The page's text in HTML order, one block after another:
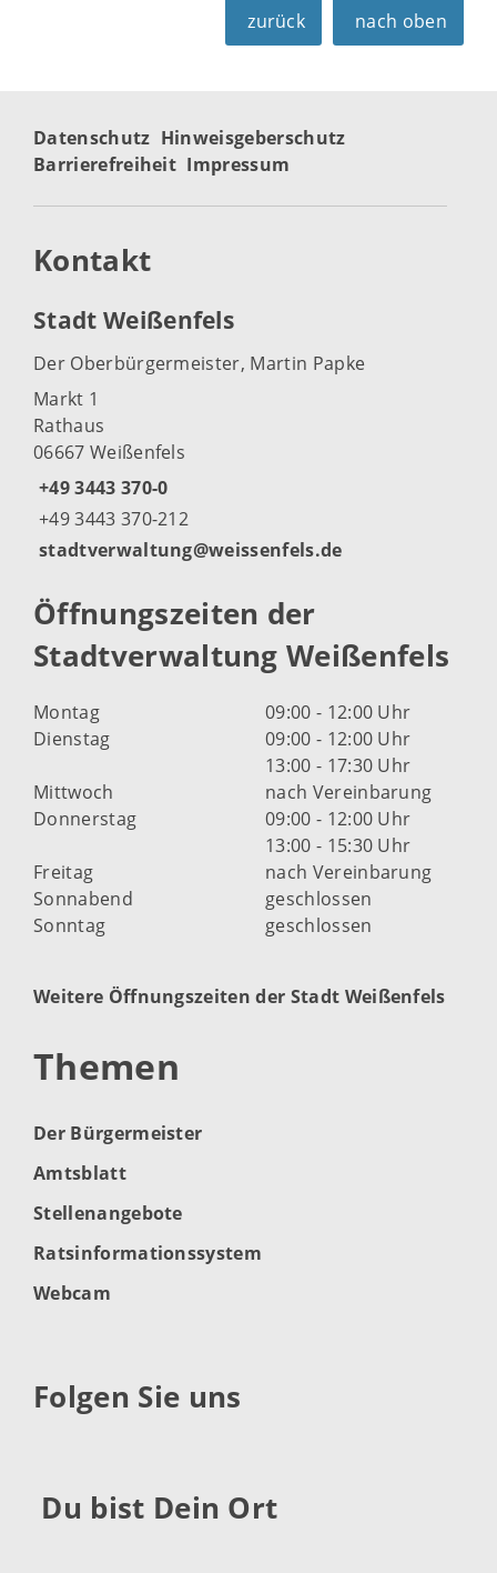
zurück nach oben
Datenschutz Hinweisgeberschutz
Barrierefreiheit Impressum
Kontakt
Stadt Weißenfels
Der Oberbürgermeister, Martin Papke
Markt 1
Rathaus
06667 Weißenfels
+49 3443 370-0
+49 3443 370-212
stadtverwaltung@weissenfels.de
Öffnungszeiten der
Stadtverwaltung Weißenfels
Montag
09:00 - 12:00 Uhr
Dienstag
09:00 - 12:00 Uhr
13:00 - 17:30 Uhr
Mittwoch
nach Vereinbarung
Donnerstag
09:00 - 12:00 Uhr
13:00 - 15:30 Uhr
Freitag
nach Vereinbarung
Sonnabend
geschlossen
Sonntag
geschlossen
Weitere Öffnungszeiten der Stadt Weißenfels
Themen
Der Bürgermeister
Amtsblatt
Stellenangebote
Ratsinformationssystem
Webcam
Folgen Sie uns
Du bist Dein Ort